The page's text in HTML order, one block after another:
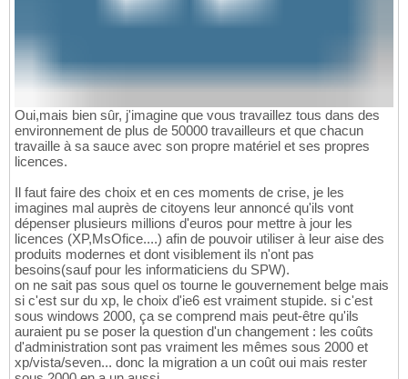
Oui,mais bien sûr, j'imagine que vous travaillez tous dans des
environnement de plus de 50000 travailleurs et que chacun
travaille à sa sauce avec son propre matériel et ses propres
licences.
Il faut faire des choix et en ces moments de crise, je les
imagines mal auprès de citoyens leur annoncé qu'ils vont
dépenser plusieurs millions d'euros pour mettre à jour les
licences (XP,MsOfice....) afin de pouvoir utiliser à leur aise des
produits modernes et dont visiblement ils n'ont pas
besoins(sauf pour les informaticiens du SPW).
on ne sait pas sous quel os tourne le gouvernement belge mais
si c'est sur du xp, le choix d'ie6 est vraiment stupide. si c'est
sous windows 2000, ça se comprend mais peut-être qu'ils
auraient pu se poser la question d'un changement : les coûts
d'administration sont pas vraiment les mêmes sous 2000 et
xp/vista/seven... donc la migration a un coût oui mais rester